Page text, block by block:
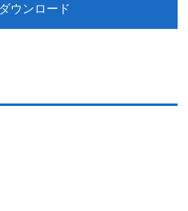
ウンロード